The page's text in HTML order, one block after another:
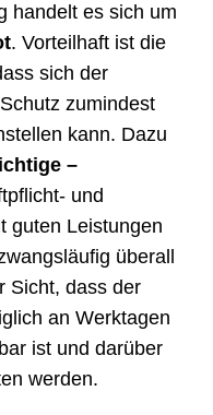
handelt es sich um
. Vorteilhaft ist die
sich der
zumindest
kann. Dazu
–
und
guten Leistungen
überall
Sicht, dass der
an Werktagen
ist und darüber
werden.